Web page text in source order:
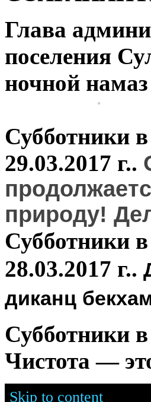
Глава
поселения
ночной
Субботники
29.03.2017 г..
природу!
Субботники
28.03.2017 г..
диканц
Субботники
Чистота —